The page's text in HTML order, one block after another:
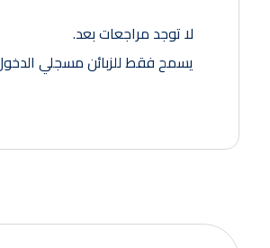
لا توجد مراجعات بعد.
يسمح فقط للزبائن مسجلي